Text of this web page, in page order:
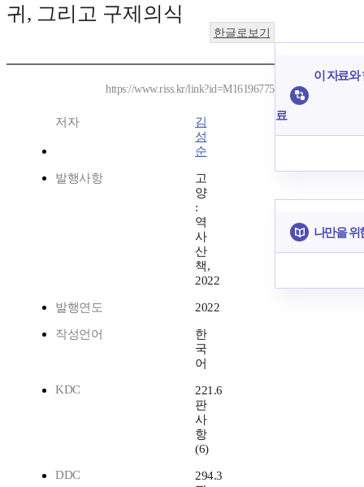
귀, 그리고 구제의식
한글로보기
https://www.riss.kr/link?id=M16196775
저자
김
성
순
발행사항
고
양
:
역
사
산
책,
2022
발행연도 2022
작성언어
한
국
어
KDC
221.6
판
사
항
(6)
DDC
294.3
이 자료와
료
나만을 위